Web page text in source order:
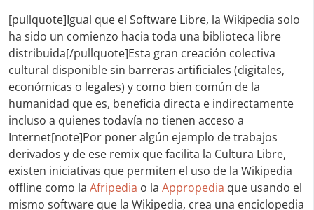
[pullquote]Igual que el Software Libre, la Wikipedia solo
ha sido un comienzo hacia toda una biblioteca libre
distribuida[/pullquote]Esta gran creación colectiva
cultural disponible sin barreras artificiales (digitales,
económicas o legales) y como bien común de la
humanidad que es, beneficia directa e indirectamente
incluso a quienes todavía no tienen acceso a
Internet[note]Por poner algún ejemplo de trabajos
derivados y de ese remix que facilita la Cultura Libre,
existen iniciativas que permiten el uso de la Wikipedia
offline como la Afripedia o la Appropedia que usando el
mismo software que la Wikipedia, crea una enciclopedia